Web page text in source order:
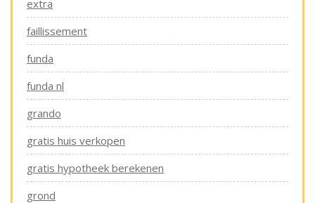
extra
faillissement
funda
funda nl
grando
gratis huis verkopen
gratis hypotheek berekenen
grond